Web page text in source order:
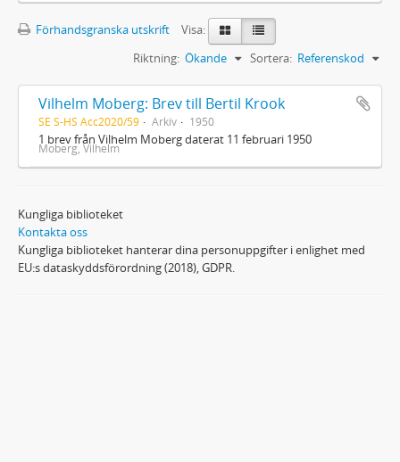
Förhandsgranska utskrift
Visa:
Sortera: Referenskod
Riktning: Ökande
Vilhelm Moberg: Brev till Bertil Krook
SE S-HS Acc2020/59 Arkiv 1950
1 brev från Vilhelm Moberg daterat 11 februari 1950
Moberg, Vilhelm
Kungliga biblioteket
Kontakta oss
Kungliga biblioteket hanterar dina personuppgifter i enlighet med
EU:s dataskyddsförordning (2018), GDPR.